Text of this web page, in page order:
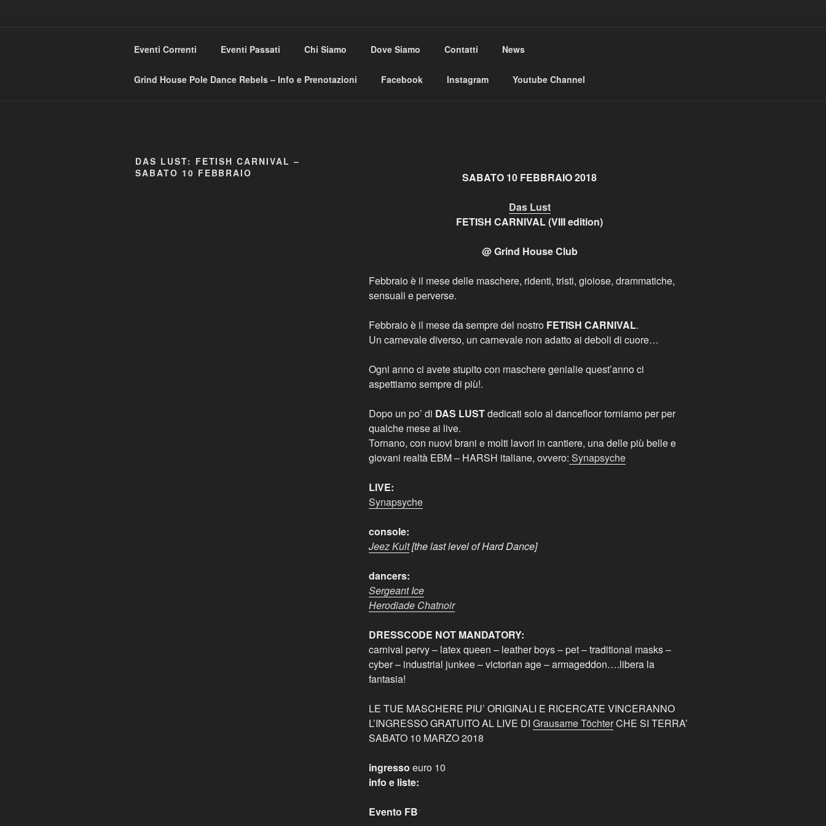
GRIND HOUSE CLUB
Eventi Correnti Eventi Passati Chi Siamo Dove Siamo Contatti News
Grind House Pole Dance Rebels – Info e Prenotazioni Facebook Instagram Youtube Channel
DAS LUST: FETISH CARNIVAL –
SABATO 10 FEBBRAIO
SABATO 10 FEBBRAIO 2018
Das Lust
FETISH CARNIVAL (VIII edition)
@ Grind House Club
Febbraio è il mese delle maschere, ridenti, tristi, gioiose, drammatiche,
sensuali e perverse.
Febbraio è il mese da sempre del nostro FETISH CARNIVAL.
Un carnevale diverso, un carnevale non adatto ai deboli di cuore…
Ogni anno ci avete stupito con maschere genialie quest’anno ci
aspettiamo sempre di più!.
Dopo un po’ di DAS LUSTdedicati solo al dancefloor torniamo per per
qualche mese ai live.
Tornano, con nuovi brani e molti lavori in cantiere, una delle più belle e
giovani realtà EBM – HARSH italiane, ovvero: Synapsyche
LIVE:
Synapsyche
console:
Jeez Kult[the last level of Hard Dance]
dancers:
Sergeant Ice
Herodiade Chatnoir
DRESSCODE NOT MANDATORY:
carnival pervy – latex queen – leather boys – pet – traditional masks –
cyber – industrial junkee – victorian age – armageddon….libera la
fantasia!
LE TUE MASCHERE PIU’ ORIGINALI E RICERCATE VINCERANNO
L’INGRESSO GRATUITO AL LIVE DI Grausame TöchterCHE SI TERRA’
SABATO 10 MARZO 2018
ingresso euro 10
info e liste:
Evento FB: